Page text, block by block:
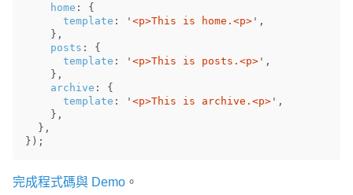
home :
{
template : ' <p>This is home.<p> ' ,
},
posts :
{
template : ' <p>This is posts.<p> ' ,
},
archive :
{
template : ' <p>This is archive.<p> ' ,
},
},
});
完成程式碼與 Demo 。